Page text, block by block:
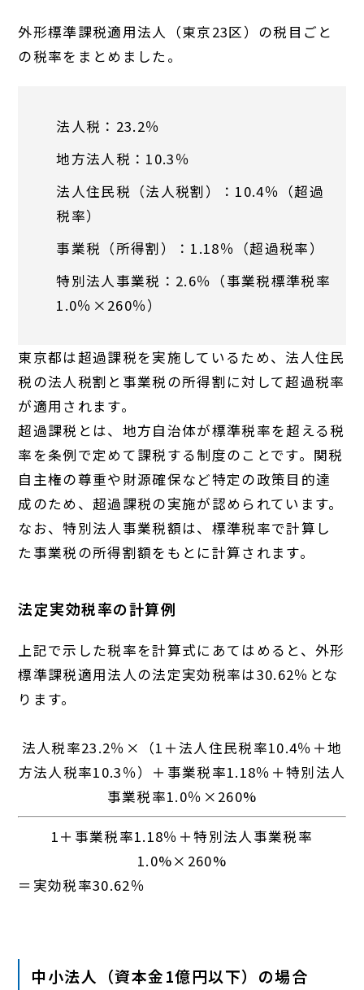
外形標準課税適用法人（東京23区）の税目ごと
の税率をまとめました。
法人税：23.2％
地方法人税：10.3％
法人住民税（法人税割）：10.4％（超過
税率）
事業税（所得割）：1.18％（超過税率）
特別法人事業税：2.6％（事業税標準税率
1.0％×260％）
東京都は超過課税を実施しているため、法人住民
税の法人税割と事業税の所得割に対して超過税率
が適用されます。
超過課税とは、地方自治体が標準税率を超える税
率を条例で定めて課税する制度のことです。関税
自主権の尊重や財源確保など特定の政策目的達
成のため、超過課税の実施が認められています。
なお、特別法人事業税額は、標準税率で計算し
た事業税の所得割額をもとに計算されます。
法定実効税率の計算例
上記で示した税率を計算式にあてはめると、外形
標準課税適用法人の法定実効税率は30.62％とな
ります。
法人税率23.2％×（1＋法人住民税率10.4％＋地
方法人税率10.3％）＋事業税率1.18％＋特別法人
事業税率1.0％×260%
1＋事業税率1.18％＋特別法人事業税率
1.0%×260%
＝実効税率30.62％
中小法人（資本金1億円以下）の場合